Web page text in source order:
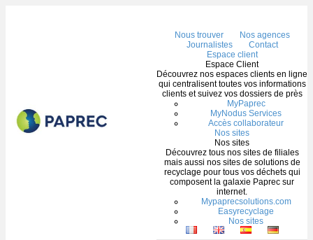
Nous trouver
Nos agences
Journalistes
Contact
Espace client
Espace Client
Découvrez nos espaces clients en ligne
qui centralisent toutes vos informations
clients et suivez vos dossiers de près
MyPaprec
MyNodus Services
Accès collaborateur
Nos sites
Nos sites
Découvrez tous nos sites de filiales
mais aussi nos sites de solutions de
recyclage pour tous vos déchets qui
composent la galaxie Paprec sur
internet.
Mypaprecsolutions.com
Easyrecyclage
Nos sites